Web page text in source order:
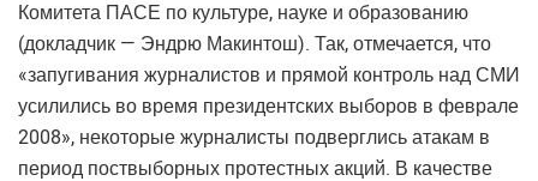
Комитета ПАСЕ по культуре, науке и образованию
(докладчик — Эндрю Макинтош). Так, отмечается, что
«запугивания журналистов и прямой контроль над СМИ
усилились во время президентских выборов в феврале
2008», некоторые журналисты подверглись атакам в
период поствыборных протестных акций. В качестве